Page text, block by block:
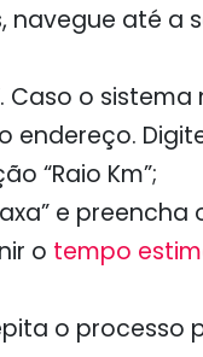
até a
Caso o
endereço.
“Raio Km”;
e
o tempo
o